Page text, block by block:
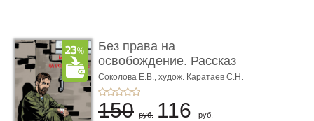
Без права на
освобождение. Рассказ
Соколова Е.В., худож. Каратаев С.Н.
150 руб. 116 руб.